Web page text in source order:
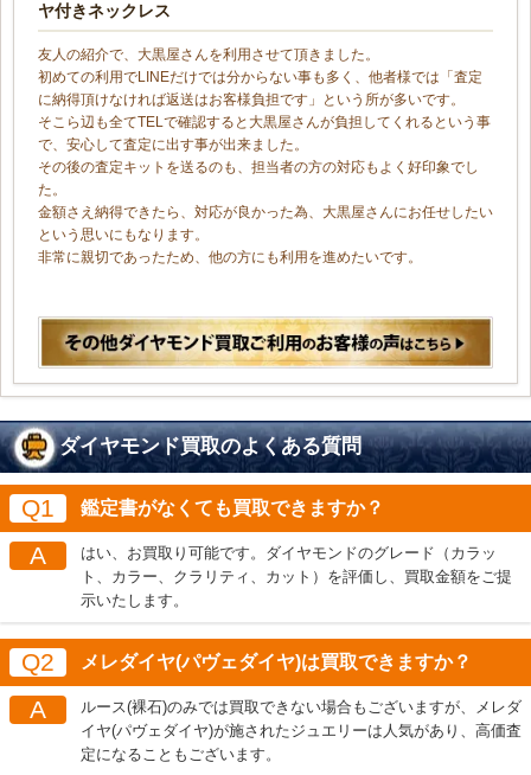
ヤ付きネックレス
友人の紹介で、大黒屋さんを利用させて頂きました。
初めての利用でLINEだけでは分からない事も多く、他者様では「査定
に納得頂けなければ返送はお客様負担です」という所が多いです。
そこら辺も全てTELで確認すると大黒屋さんが負担してくれるという事
で、安心して査定に出す事が出来ました。
その後の査定キットを送るのも、担当者の方の対応もよく好印象でし
た。
金額さえ納得できたら、対応が良かった為、大黒屋さんにお任せしたい
という思いにもなります。
非常に親切であったため、他の方にも利用を進めたいです。
ダイヤモンド買取のよくある質問
Q1 鑑定書がなくても買取できますか？
A
はい、お買取り可能です。ダイヤモンドのグレード（カラッ
ト、カラー、クラリティ、カット）を評価し、買取金額をご提
示いたします。
Q2 メレダイヤ(パヴェダイヤ)は買取できますか？
A
ルース(裸石)のみでは買取できない場合もございますが、メレダ
イヤ(パヴェダイヤ)が施されたジュエリーは人気があり、高価査
定になることもございます。